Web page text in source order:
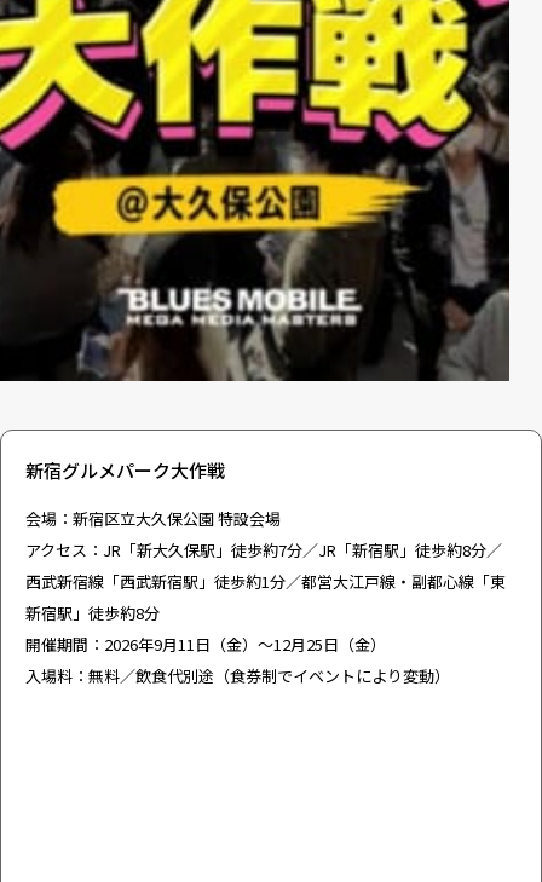
新宿グルメパーク大作戦
会場：新宿区立大久保公園 特設会場
アクセス：JR「新大久保駅」徒歩約7分／JR「新宿駅」徒歩約8分／
西武新宿線「西武新宿駅」徒歩約1分／都営大江戸線・副都心線「東
新宿駅」徒歩約8分
開催期間：2026年9月11日（金）～12月25日（金）
入場料：無料／飲食代別途（食券制でイベントにより変動）